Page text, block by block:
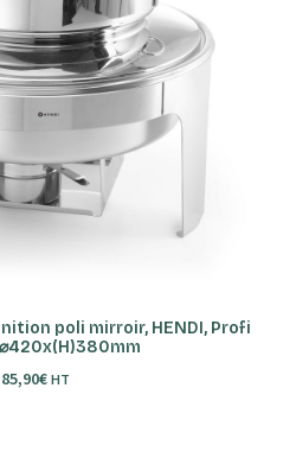
AU PANIER
poli mirroir, HENDI, Profi
⌀420x(H)380mm
€ HT